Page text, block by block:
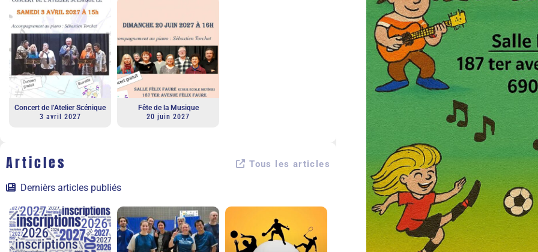
Concert de l’Atelier Scénique
3 avril 2027
Fête de la Musique
20 juin 2027
Articles Tous les articles
Dernièrs articles publiés